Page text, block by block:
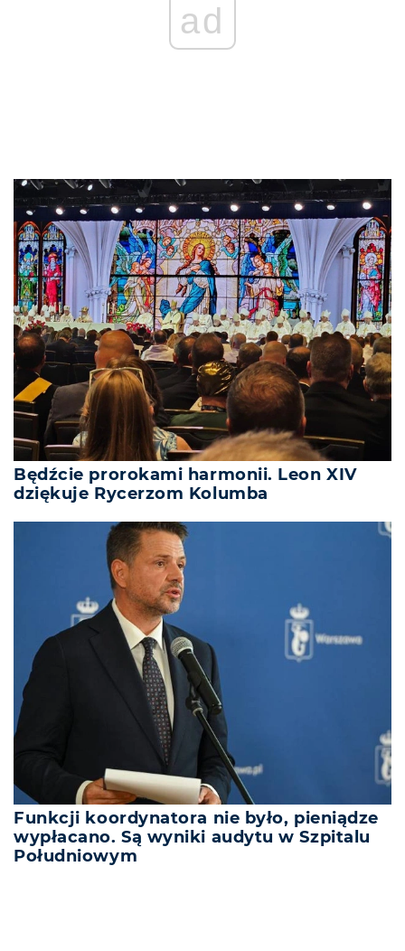
Będźcie prorokami harmonii. Leon XIV
dziękuje Rycerzom Kolumba
Funkcji koordynatora nie było, pieniądze
wypłacano. Są wyniki audytu w Szpitalu
Południowym